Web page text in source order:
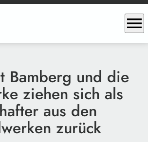
menu
Bamberg und die
ziehen sich als
aus den
zurück